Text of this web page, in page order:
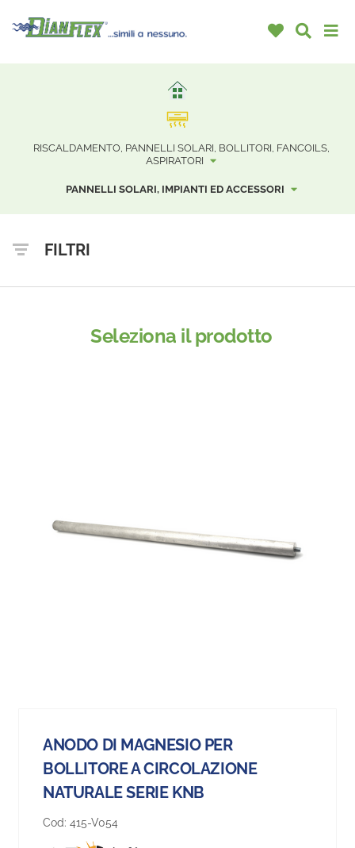
RISCALDAMENTO, PANNELLI SOLARI, BOLLITORI, FANCOILS,
ASPIRATORI
PANNELLI SOLARI, IMPIANTI ED ACCESSORI
FILTRI
Seleziona il prodotto
ANODO DI MAGNESIO PER
BOLLITORE A CIRCOLAZIONE
NATURALE SERIE KNB
Cod: 415-V054